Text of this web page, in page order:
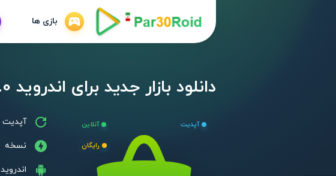
بازی ها
دانلود بازار جدید برای اندروید Bazaar v27.5.0
آپدیت آنلاین
رایگان
آپدیت
نسخه
اندروید